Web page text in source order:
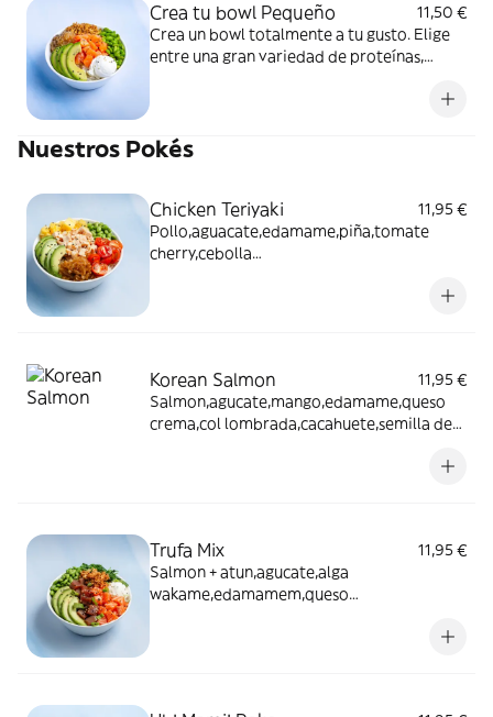
Crea tu bowl Pequeño
11,50 €
Crea un bowl totalmente a tu gusto. Elige
entre una gran variedad de proteínas,
Nuestros Pokés
Chicken Teriyaki
11,95 €
Pollo,aguacate,edamame,piña,tomate
cherry,cebolla
Korean Salmon
11,95 €
Salmon,agucate,mango,edamame,queso
crema,col lombrada,cacahuete,semilla de
Trufa Mix
11,95 €
Salmon + atun,agucate,alga
wakame,edamamem,queso